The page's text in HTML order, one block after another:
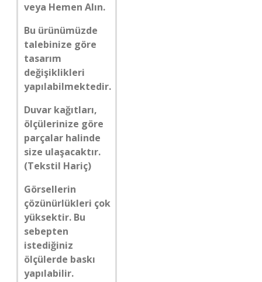
veya Hemen Alın.
Bu ürünümüzde
talebinize göre
tasarım
değişiklikleri
yapılabilmektedir.
Duvar kağıtları,
ölçülerinize göre
parçalar halinde
size ulaşacaktır.
(Tekstil Hariç)
Görsellerin
çözünürlükleri çok
yüksektir. Bu
sebepten
istediğiniz
ölçülerde baskı
yapılabilir.